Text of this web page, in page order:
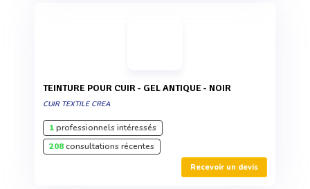
TEINTURE POUR CUIR - GEL ANTIQUE - NOIR
CUIR TEXTILE CREA
1professionnels intéressés
208consultations récentes
Recevoir un devis